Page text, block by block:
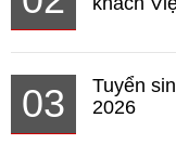
03
Tuyển
2026